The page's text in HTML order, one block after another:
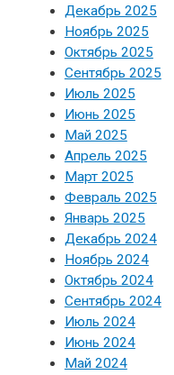
Декабрь 2025
Ноябрь 2025
Октябрь 2025
Сентябрь 2025
Июль 2025
Июнь 2025
Май 2025
Апрель 2025
Март 2025
Февраль 2025
Январь 2025
Декабрь 2024
Ноябрь 2024
Октябрь 2024
Сентябрь 2024
Июль 2024
Июнь 2024
Май 2024